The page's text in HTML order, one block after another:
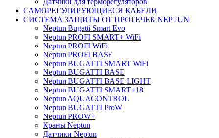
Датчики для терморегуляторов
САМОРЕГУЛИРУЮЩИЕСЯ КАБЕЛИ
СИСТЕМА ЗАЩИТЫ ОТ ПРОТЕЧЕК NEPTUN
Neptun Bugatti Smart Evo
Neptun PROFI SMART+ WiFi
Neptun PROFI WiFi
Neptun PROFI BASE
Neptun BUGATTI SMART WiFi
Neptun BUGATTI BASE
Neptun BUGATTI BASE LIGHT
Neptun BUGATTI SMART+18
Neptun AQUACONTROL
Neptun BUGATTI ProW
Neptun PROW+
Краны Neptun
Датчики Neptun